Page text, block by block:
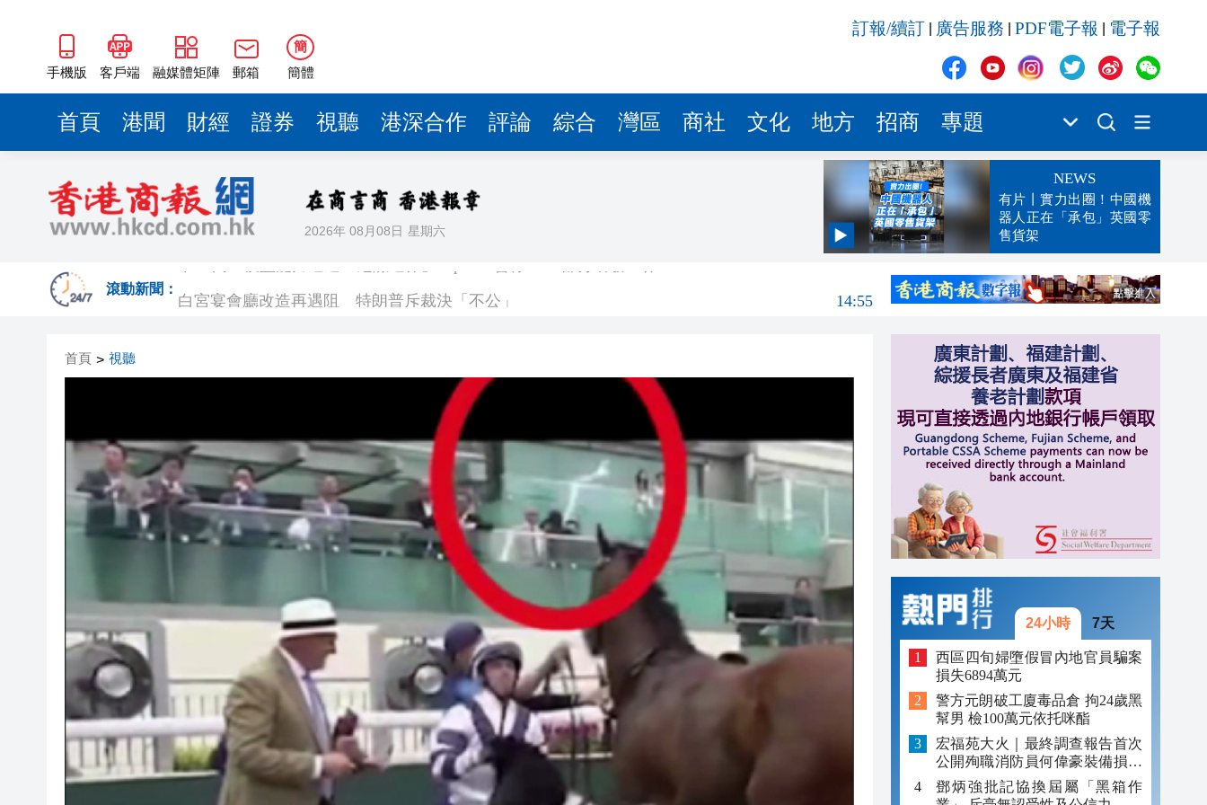
手機版 客戶端 融媒體矩陣 郵箱
簡
簡體
訂報/續訂 廣告服務 PDF電子報 電子報
首頁 港聞 財經 證券 視聽 港深合作 評論 綜合 灣區 商社 文化 地方 招商 專題
2026年 08月08日 星期六
NEWS
有片丨實力出圈！中國機
器人正在「承包」英國零
售貨架
滾動新聞：
14:59
白宮宴會廳改造再遇阻 特朗普斥裁決「不公」
趙之境攜新作出席「今朝更好看」——慶祝中國共產黨成立105周年名家作品展
投資推廣署超額完成績效 上半年引資逾500億
國家防總對江蘇、安徽啟動防汛防颱風四級應急響應
14:04
受颱風「白海豚」影響 福建沿海40條航線停航
首頁 > 視聽
24小時 7天
西區四旬婦墮假冒內地官員騙案
損失6894萬元
警方元朗破工廈毒品倉 拘24歲黑
幫男 檢100萬元依托咪酯
宏福苑大火｜最終調查報告首次
公開殉職消防員何偉豪裝備損毀
照片
鄧炳強批記協換屆屬「黑箱作